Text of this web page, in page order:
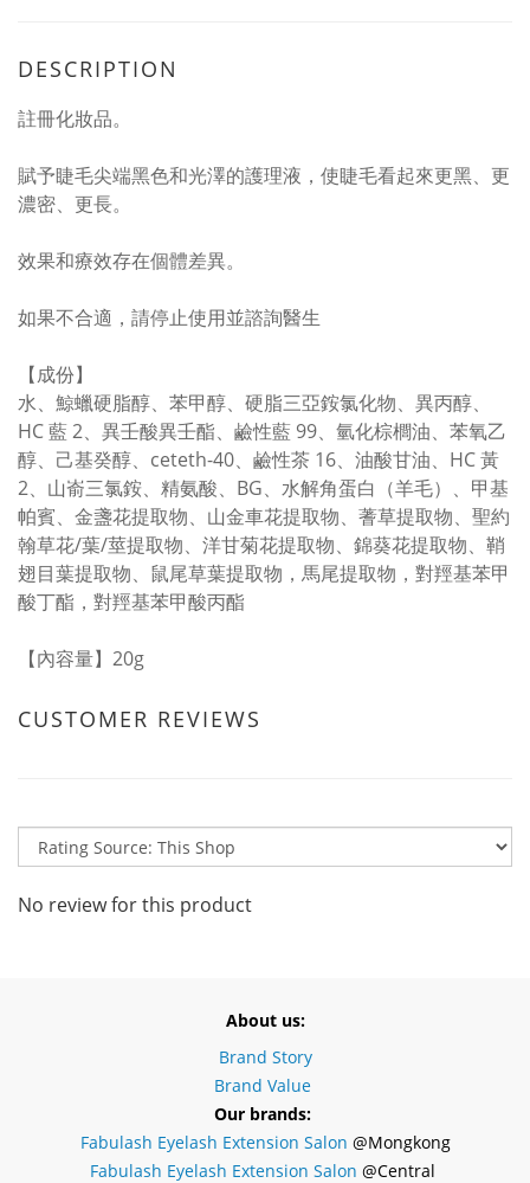
DESCRIPTION
註冊化妝品。
賦予睫毛尖端黑色和光澤的護理液，使睫毛看起來更黑、更
濃密、更長。
效果和療效存在個體差異。
如果不合適，請停止使用並諮詢醫生
【成份】
水、鯨蠟硬脂醇、苯甲醇、硬脂三亞銨氯化物、異丙醇、
HC 藍 2、異壬酸異壬酯、鹼性藍 99、氫化棕櫚油、苯氧乙
醇、己基癸醇、ceteth-40、鹼性茶 16、油酸甘油、HC 黃
2、山嵛三氯銨、精氨酸、BG、水解角蛋白（羊毛）、甲基
帕賓、金盞花提取物、山金車花提取物、蓍草提取物、聖約
翰草花/葉/莖提取物、洋甘菊花提取物、錦葵花提取物、鞘
翅目葉提取物、鼠尾草葉提取物，馬尾提取物，對羥基苯甲
酸丁酯，對羥基苯甲酸丙酯
【內容量】20g
CUSTOMER REVIEWS
No review for this product
About us:
Brand Story
Brand Value
Our brands:
Fabulash Eyelash Extension Salon @Mongkong
Fabulash Eyelash Extension Salon @Central